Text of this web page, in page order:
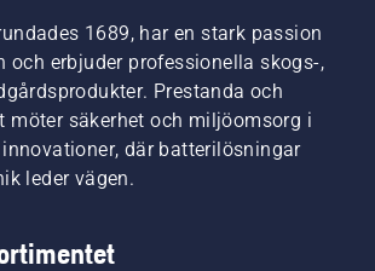
1689, har en stark passion
och erbjuder professionella skogs-,
Prestanda och
möter säkerhet och miljöomsorg i
där batterilösningar
leder vägen.